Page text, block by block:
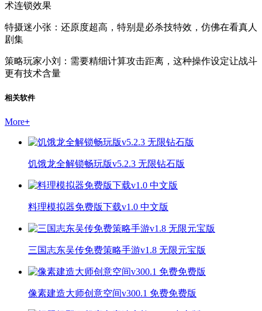
术连锁效果
特摄迷小张：还原度超高，特别是必杀技特效，仿佛在看真人
剧集
策略玩家小刘：需要精细计算攻击距离，这种操作设定让战斗
更有技术含量
相关软件
More+
饥饿龙全解锁畅玩版v5.2.3 无限钻石版
料理模拟器免费版下载v1.0 中文版
三国志东吴传免费策略手游v1.8 无限元宝版
像素建造大师创意空间v300.1 免费免费版